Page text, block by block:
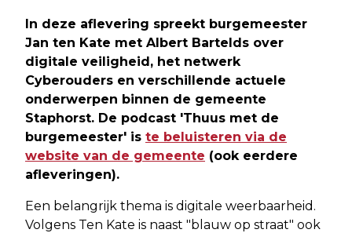
In deze aflevering spreekt burgemeester
Jan ten Kate met Albert Bartelds over
digitale veiligheid, het netwerk
Cyberouders en verschillende actuele
onderwerpen binnen de gemeente
Staphorst. De podcast 'Thuus met de
burgemeester' is te beluisteren via de
website van de gemeente (ook eerdere
afleveringen).
Een belangrijk thema is digitale weerbaarheid.
Volgens Ten Kate is naast "blauw op straat" ook